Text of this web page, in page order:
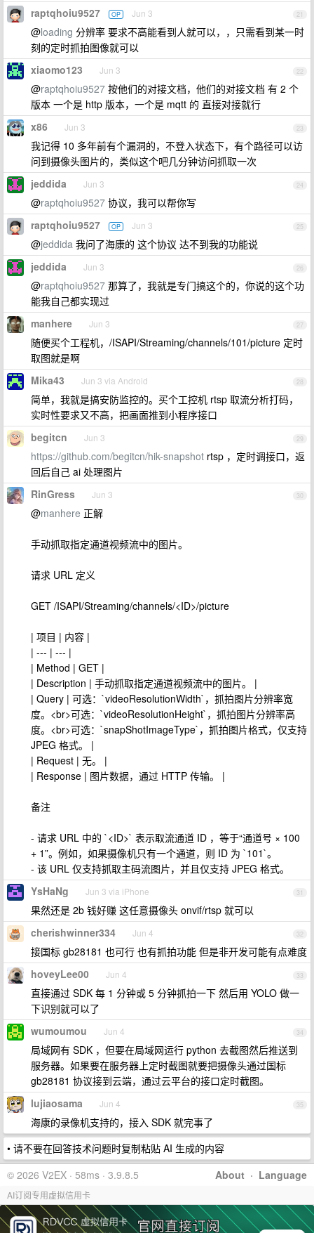
21
raptqhoiu9527 OP Jun 3
@loading 分辨率 要求不高能看到人就可以，，只需看到某一时
刻的定时抓拍图像就可以
22
xiaomo123 Jun 3
@raptqhoiu9527 按他们的对接文档，他们的对接文档 有 2 个
版本 一个是 http 版本，一个是 mqtt 的 直接对接就行
23
x86 Jun 3
我记得 10 多年前有个漏洞的，不登入状态下，有个路径可以访
问到摄像头图片的，类似这个吧几分钟访问抓取一次
24
jeddida Jun 3
@raptqhoiu9527 协议，我可以帮你写
25
raptqhoiu9527 OP Jun 3
@jeddida 我问了海康的 这个协议 达不到我的功能说
26
jeddida Jun 3
@raptqhoiu9527 那算了，我就是专门搞这个的，你说的这个功
能我自己都实现过
27
manhere Jun 3
随便买个工程机，/ISAPI/Streaming/channels/101/picture 定时
取图就是啊
28
Mika43 Jun 3 via Android
简单，我就是搞安防监控的。买个工控机 rtsp 取流分析打码，
实时性要求又不高，把画面推到小程序接口
29
begitcn Jun 3
https://github.com/begitcn/hik-snapshot rtsp ，定时调接口，返
回后自己 ai 处理图片
30
RinGress Jun 3
@manhere 正解
手动抓取指定通道视频流中的图片。
请求 URL 定义
GET /ISAPI/Streaming/channels/<ID>/picture
| 项目 | 内容 |
| --- | --- |
| Method | GET |
| Description | 手动抓取指定通道视频流中的图片。 |
| Query | 可选：`videoResolutionWidth`，抓拍图片分辨率宽
度。<br>可选：`videoResolutionHeight`，抓拍图片分辨率高
度。<br>可选：`snapShotImageType`，抓拍图片格式，仅支持
JPEG 格式。 |
| Request | 无。 |
| Response | 图片数据，通过 HTTP 传输。 |
备注
- 请求 URL 中的 `<ID>` 表示取流通道 ID ，等于“通道号 × 100
+ 1”。例如，如果摄像机只有一个通道，则 ID 为 `101`。
- 该 URL 仅支持抓取主码流图片，并且仅支持 JPEG 格式。
31
YsHaNg Jun 3 via iPhone
果然还是 2b 钱好赚 这任意摄像头 onvif/rtsp 就可以
32
cherishwinner334 Jun 4
接国标 gb28181 也可行 也有抓拍功能 但是非开发可能有点难度
33
hoveyLee00 Jun 4
直接通过 SDK 每 1 分钟或 5 分钟抓拍一下 然后用 YOLO 做一
下识别就可以了
34
wumoumou Jun 4
局域网有 SDK ，但要在局域网运行 python 去截图然后推送到
服务器。如果要在服务器上定时截图就要把摄像头通过国标
gb28181 协议接到云端，通过云平台的接口定时截图。
35
lujiaosama Jun 4
海康的录像机支持的，接入 SDK 就完事了
• 请不要在回答技术问题时复制粘贴 AI 生成的内容
About · Language
© 2026 V2EX · 58ms · 3.9.8.5
AI订阅专用虚拟信用卡